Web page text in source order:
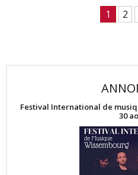
1 2
Festival International de
30